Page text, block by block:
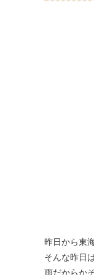
昨日から東
そんな昨日
雨だからか